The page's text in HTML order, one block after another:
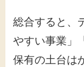
総合すると、
やすい事業」
保有の土台は